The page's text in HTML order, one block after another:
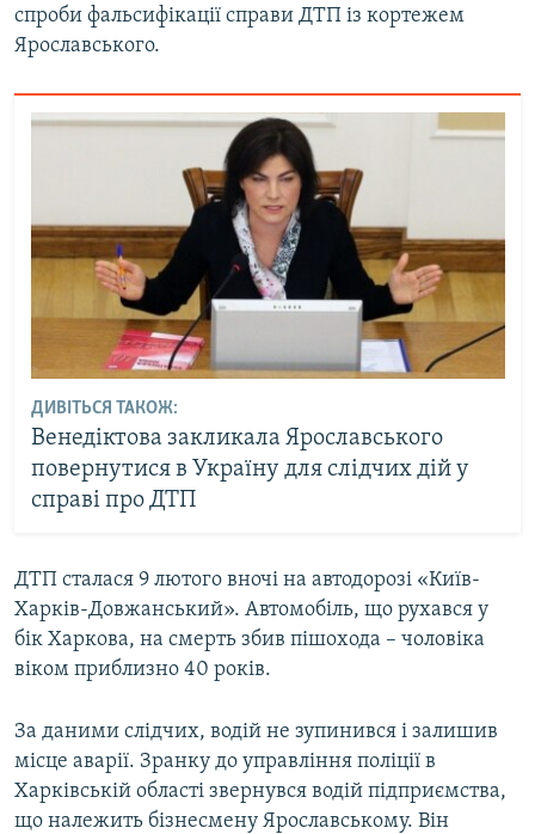
спроби фальсифікації справи ДТП із кортежем
Ярославського.
ДИВІТЬСЯ ТАКОЖ:
Венедіктова закликала Ярославського
повернутися в Україну для слідчих дій у
справі про ДТП
ДТП сталася 9 лютого вночі на автодорозі «Київ-
Харків-Довжанський». Автомобіль, що рухався у
бік Харкова, на смерть збив пішохода – чоловіка
віком приблизно 40 років.
За даними слідчих, водій не зупинився і залишив
місце аварії. Зранку до управління поліції в
Харківській області звернувся водій підприємства,
що належить бізнесмену Ярославському. Він